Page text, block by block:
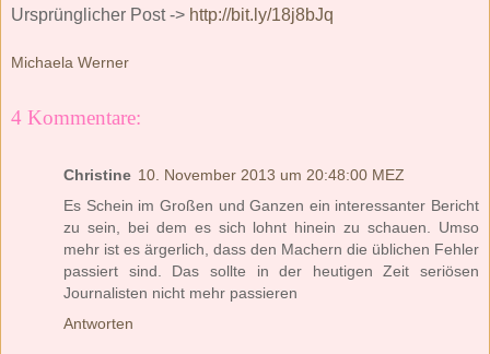
Ursprünglicher Post -> http://bit.ly/18j8bJq
Michaela Werner
4 Kommentare:
Christine 10. November 2013 um 20:48:00 MEZ
Es Schein im Großen und Ganzen ein interessanter Bericht
zu sein, bei dem es sich lohnt hinein zu schauen. Umso
mehr ist es ärgerlich, dass den Machern die üblichen Fehler
passiert sind. Das sollte in der heutigen Zeit seriösen
Journalisten nicht mehr passieren
Antworten